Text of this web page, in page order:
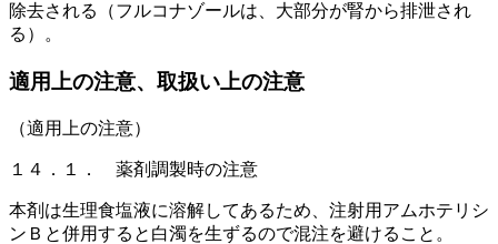
除去される（フルコナゾールは、大部分が腎から排泄され
る）。
適用上の注意、取扱い上の注意
（適用上の注意）
１４．１． 薬剤調製時の注意
本剤は生理食塩液に溶解してあるため、注射用アムホテリシ
ンＢと併用すると白濁を生ずるので混注を避けること。